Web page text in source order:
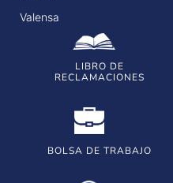
Valensa
LIBRO DE
RECLAMACIONES
BOLSA DE TRABAJO